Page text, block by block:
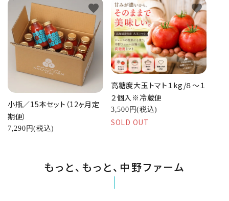
小瓶／15本セット（12ヶ月定
期便）
7,290円(税込)
favorite
高糖度大玉トマト１kg/８～１
２個入※冷蔵便
3,500円(税込)
SOLD OUT
favorite
もっと、もっと、中野ファーム